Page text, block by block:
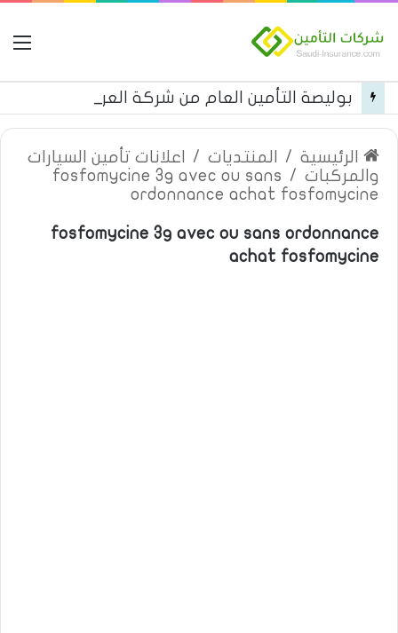
الرئيسية / المنتديات /
اعلانات تأمين السيارات
والمركبات /
fosfomycine 3g avec ou sans
ordonnance achat fosfomycine
fosfomycine 3g avec ou sans ordonnance
achat fosfomycine